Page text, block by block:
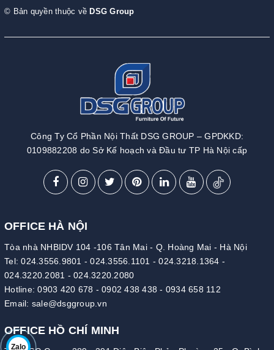
Zalo
© Bản quyền thuộc về DSG Group
Công Ty Cổ Phần Nội Thất DSG GROUP – GPDKKD:
0109882208 do Sở Kế hoạch và Đầu tư TP Hà Nội cấp
OFFICE HÀ NỘI
Tòa nhà NHBIDV 104 -106 Tân Mai - Q. Hoàng Mai - Hà Nội
Tel:024.3556.9801 -024.3556.1101 -024.3218.1364 -
024.3220.2081 - 024.3220.2080
Hotline:0903 420 678 - 0902 438 438 - 0934 658 112
Email: sale@dsggroup.vn
OFFICE HỒ CHÍ MINH